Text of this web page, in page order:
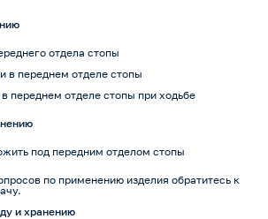
отдела стопы
в переднем отделе стопы
переднем отделе стопы при ходьбе
под передним отделом стопы
по применению изделия обратитесь к
и хранению